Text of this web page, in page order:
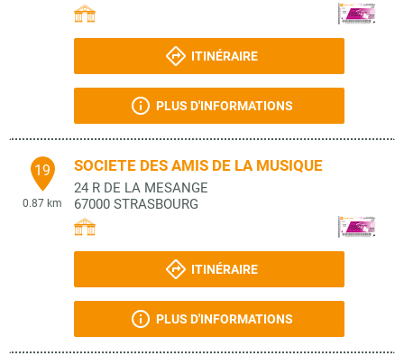
ITINÉRAIRE
PLUS D'INFORMATIONS
19
0.87 km
SOCIETE DES AMIS DE LA MUSIQUE
24 R DE LA MESANGE
67000 STRASBOURG
ITINÉRAIRE
PLUS D'INFORMATIONS